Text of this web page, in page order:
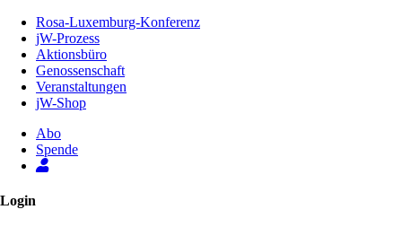
Inhalt
Seite
Rosa-Luxemburg-Konferenz
jW-Prozess
Aktionsbüro
Genossenschaft
Veranstaltungen
jW-Shop
Abo
Spende
Login